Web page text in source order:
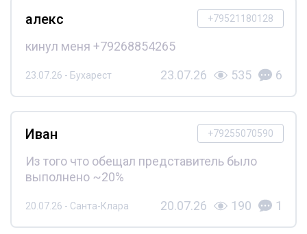
+79521180128
алекс
кинул меня +79268854265
23.07.26 - Бухарест 23.07.26 535 6
+79255070590
Иван
Из того что обещал представитель было
выполнено ~20%
20.07.26 - Санта-Клара 20.07.26 190 1